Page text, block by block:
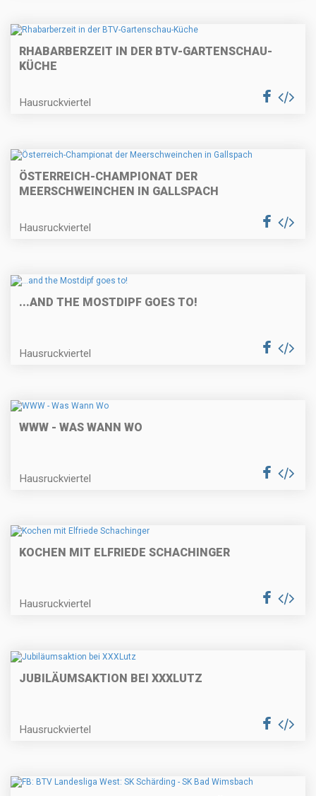
RHABARBERZEIT IN DER BTV-GARTENSCHAU-
KÜCHE
Hausruckviertel
ÖSTERREICH-CHAMPIONAT DER
MEERSCHWEINCHEN IN GALLSPACH
Hausruckviertel
...AND THE MOSTDIPF GOES TO!
Hausruckviertel
WWW - WAS WANN WO
Hausruckviertel
KOCHEN MIT ELFRIEDE SCHACHINGER
Hausruckviertel
JUBILÄUMSAKTION BEI XXXLUTZ
Hausruckviertel